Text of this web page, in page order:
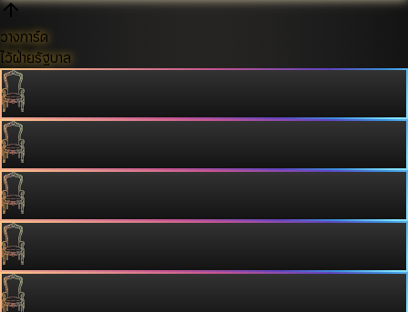
วางการ์ด
ไว้ฝ่ายรัฐบาล